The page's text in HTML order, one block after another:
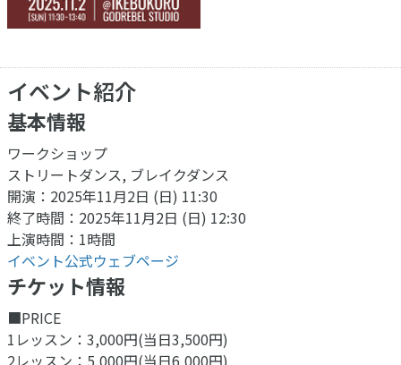
イベント紹介
基本情報
ワークショップ
ストリートダンス, ブレイクダンス
開演：2025年11月2日 (日) 11:30
終了時間：2025年11月2日 (日) 12:30
上演時間：1時間
イベント公式ウェブページ
チケット情報
■PRICE
1レッスン：3,000円(当日3,500円)
2レッスン：5,000円(当日6,000円)